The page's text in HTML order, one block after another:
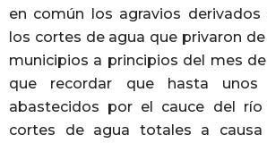
en común los agravios
los cortes de agua que privaron
municipios a principios del mes
que recordar que hasta unos
abastecidos por el cauce del río
cortes de agua totales a